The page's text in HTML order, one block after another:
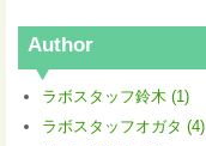
Author
ラボスタッフ鈴木 (1)
ラボスタッフオガタ (4)